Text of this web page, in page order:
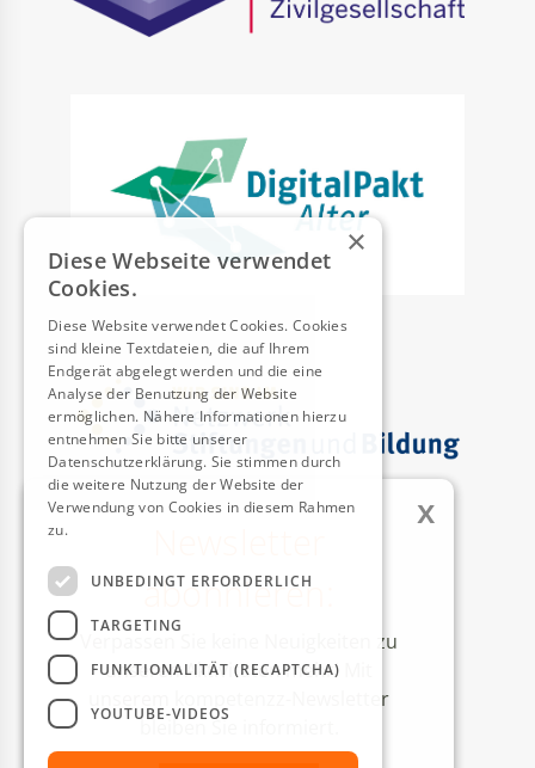
AUSZEICHNUNGEN
abonnieren:
Verpassen Sie keine Neuigkeiten zu
unseren Aktivitäten mehr! Mit
unserem kompetenzz-Newsletter
bleiben Sie informiert.
x
×
Diese Webseite verwendet
Cookies.
Diese Website verwendet Cookies. Cookies
sind kleine Textdateien, die auf Ihrem
Endgerät abgelegt werden und die eine
Analyse der Benutzung der Website
ermöglichen. Nähere Informationen hierzu
entnehmen Sie bitte unserer
Datenschutzerklärung. Sie stimmen durch
die weitere Nutzung der Website der
Verwendung von Cookies in diesem Rahmen
zu.
UNBEDINGT ERFORDERLICH
TARGETING
FUNKTIONALITÄT (RECAPTCHA)
YOUTUBE-VIDEOS